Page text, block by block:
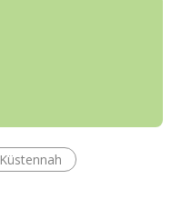
Küstennah